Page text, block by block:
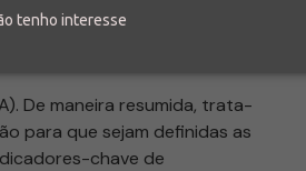
tenho interesse
De maneira resumida, trata-
para que sejam definidas as
chave de